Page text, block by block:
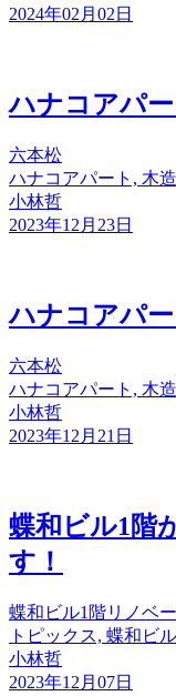
2024年02月02日
ハナコアパ
六本松
ハナコアパート, 木
小林哲
2023年12月23日
ハナコアパ
六本松
ハナコアパート, 木
小林哲
2023年12月21日
蝶和ビル1階
す！
蝶和ビル1階リノベ
トピックス, 蝶和ビル
小林哲
2023年12月07日